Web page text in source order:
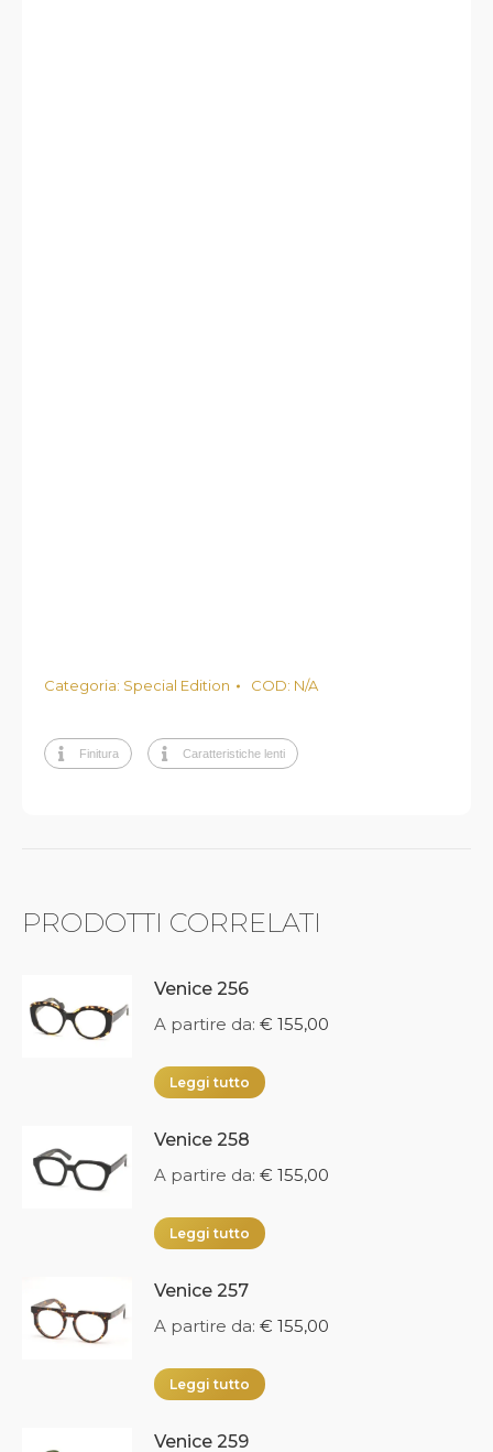
Categoria: Special Edition COD: N/A
Finitura Caratteristiche lenti
PRODOTTI CORRELATI
Venice 256
A partire da: € 155,00
Leggi tutto
Venice 258
A partire da: € 155,00
Leggi tutto
Venice 257
A partire da: € 155,00
Leggi tutto
Venice 259